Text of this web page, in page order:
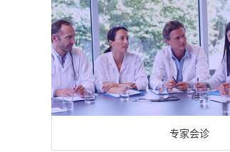
专家会诊